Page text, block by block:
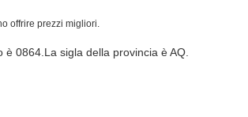
offrire prezzi migliori.
0864.La sigla della provincia è AQ.